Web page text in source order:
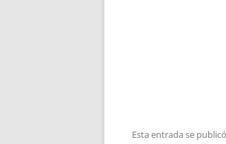
Esta entrada se